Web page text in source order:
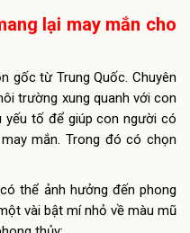
lại may mắn cho
gốc từ Trung Quốc. Chuyên
trường xung quanh với con
yếu tố để giúp con người có
mắn. Trong đó có chọn
thể ảnh hưởng đến phong
vài bật mí nhỏ về màu mũ